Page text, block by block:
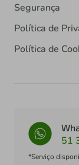
Segurança
Política de
Política de
51
*Serviço